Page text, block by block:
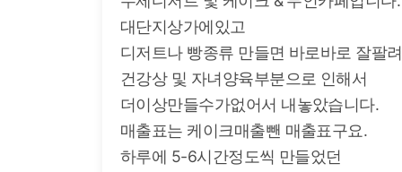
대단지상가에있고
디저트나 빵종류 만들면 바로바로 잘팔
건강상 및 자녀양육부분으로 인해서
더이상만들수가없어서 내놓았습니다.
매출표는 케이크매출뺀 매출표구요.
하루에 5-6시간정도씩 만들었던